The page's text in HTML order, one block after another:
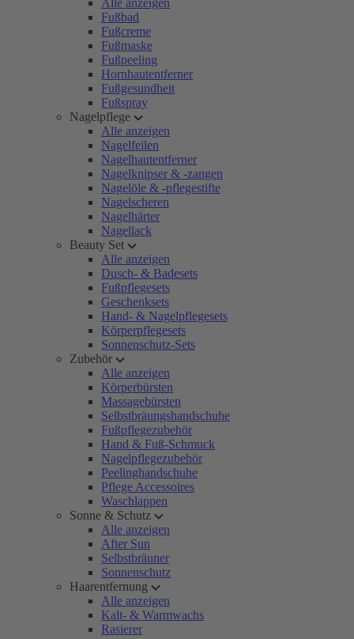
Alle anzeigen
Fußbad
Fußcreme
Fußmaske
Fußpeeling
Hornhautentferner
Fußgesundheit
Fußspray
Nagelpflege
Alle anzeigen
Nagelfeilen
Nagelhautentferner
Nagelknipser & -zangen
Nagelöle & -pflegestifte
Nagelscheren
Nagelhärter
Nagellack
Beauty Set
Alle anzeigen
Dusch- & Badesets
Fußpflegesets
Geschenksets
Hand- & Nagelpflegesets
Körperpflegesets
Sonnenschutz-Sets
Zubehör
Alle anzeigen
Körperbürsten
Massagebürsten
Selbstbräungshandschuhe
Fußpflegezubehör
Hand & Fuß-Schmuck
Nagelpflegezubehör
Peelinghandschuhe
Pflege Accessoires
Waschlappen
Sonne & Schutz
Alle anzeigen
After Sun
Selbstbräuner
Sonnenschutz
Haarentfernung
Alle anzeigen
Kalt- & Warmwachs
Rasierer